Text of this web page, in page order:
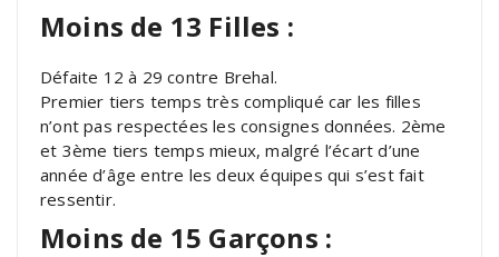
Moins de 13 Filles :
Défaite 12 à 29 contre Brehal.
Premier tiers temps très compliqué car les filles
n’ont pas respectées les consignes données. 2ème
et 3ème tiers temps mieux, malgré l’écart d’une
année d’âge entre les deux équipes qui s’est fait
ressentir.
Moins de 15 Garçons :